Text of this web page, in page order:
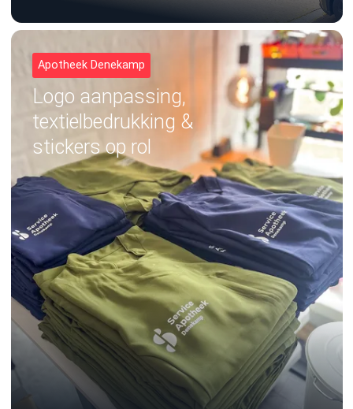
Apotheek Denekamp
Logo aanpassing,
textielbedrukking &
stickers op rol